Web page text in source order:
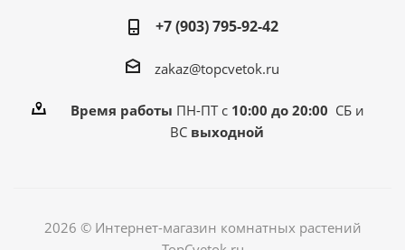
+7 (903) 795-92-42
zakaz@topcvetok.ru
Время работы ПН-ПТ с 10:00 до 20:00 СБ и
ВС выходной
2026 © Интернет-магазин комнатных растений